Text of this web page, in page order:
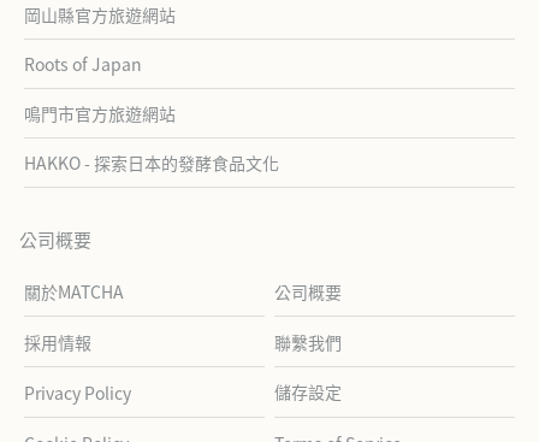
岡山縣官方旅遊網站
Roots of Japan
鳴門市官方旅遊網站
HAKKO - 探索日本的發酵食品文化
公司概要
關於MATCHA 公司概要
採用情報 聯繫我們
Privacy Policy 儲存設定